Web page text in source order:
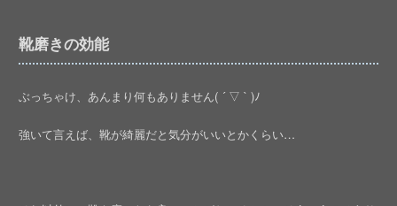
靴磨きの効能
ぶっちゃけ、あんまり何もありません( ´ ▽ ` )ﾉ
強いて言えば、靴が綺麗だと気分がいいとかくらい…